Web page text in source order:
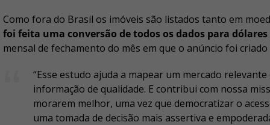
Como fora do Brasil os imóveis são listados tanto em
foi feita uma conversão de todos os dados para dólares
mensal de fechamento do mês em que o anúncio foi
“Esse estudo ajuda a mapear um mercado
informação de qualidade. E contribui com nossa
morarem melhor, uma vez que democratizar o
uma tomada de decisão mais assertiva e